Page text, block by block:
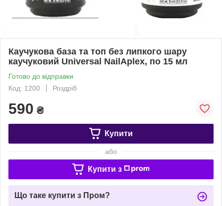
Каучукова база та топ без липкого шару
каучуковий Universal NailAplex, по 15 мл
Готово до відправки
Код: 1200
Роздріб
590 ₴
Купити
або
Купити з
Що таке купити з Пром?